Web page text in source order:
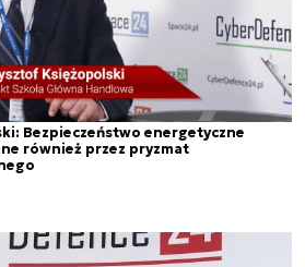
Bezpieczeństwo energetyczne
również przez pryzmat